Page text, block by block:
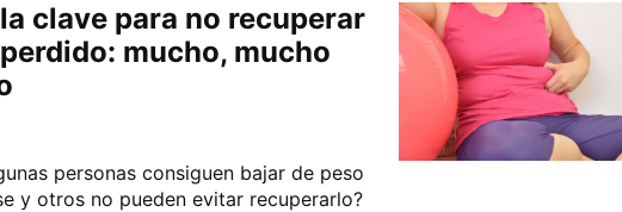
clave para no recuperar
mucho, mucho
personas consiguen bajar de peso
y otros no pueden evitar recuperarlo?